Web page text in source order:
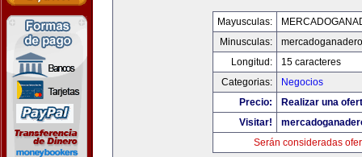
Mayusculas:
Minusculas:
Longitud:
15 caracteres
Categorias:
Negocios
Precio:
Realizar una
Visitar!
Serán consideradas